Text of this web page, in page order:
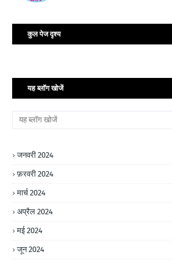
कुल पेज दृश्य
यह ब्लॉग खोजें
जनवरी 2024
फ़रवरी 2024
मार्च 2024
अप्रैल 2024
मई 2024
जून 2024